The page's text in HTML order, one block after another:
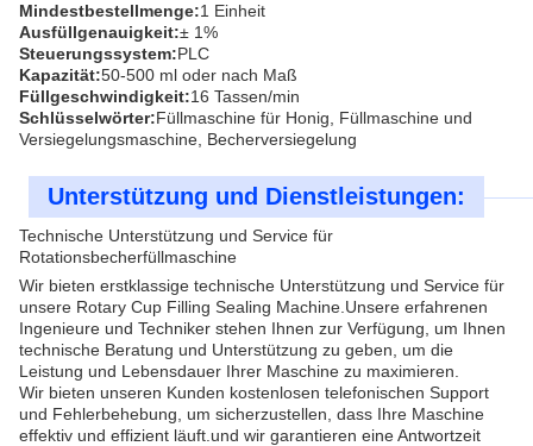
Mindestbestellmenge:1 Einheit
Ausfüllgenauigkeit:± 1%
Steuerungssystem:PLC
Kapazität:50-500 ml oder nach Maß
Füllgeschwindigkeit:16 Tassen/min
Schlüsselwörter:Füllmaschine für Honig, Füllmaschine und
Versiegelungsmaschine, Becherversiegelung
Unterstützung und Dienstleistungen:
Technische Unterstützung und Service für
Rotationsbecherfüllmaschine
Wir bieten erstklassige technische Unterstützung und Service für
unsere Rotary Cup Filling Sealing Machine.Unsere erfahrenen
Ingenieure und Techniker stehen Ihnen zur Verfügung, um Ihnen
technische Beratung und Unterstützung zu geben, um die
Leistung und Lebensdauer Ihrer Maschine zu maximieren.
Wir bieten unseren Kunden kostenlosen telefonischen Support
und Fehlerbehebung, um sicherzustellen, dass Ihre Maschine
effektiv und effizient läuft.und wir garantieren eine Antwortzeit